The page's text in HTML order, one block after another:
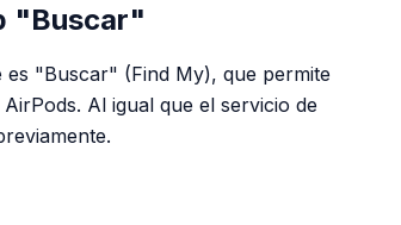
"Buscar"
"Buscar" (Find My), que permite
Al igual que el servicio de